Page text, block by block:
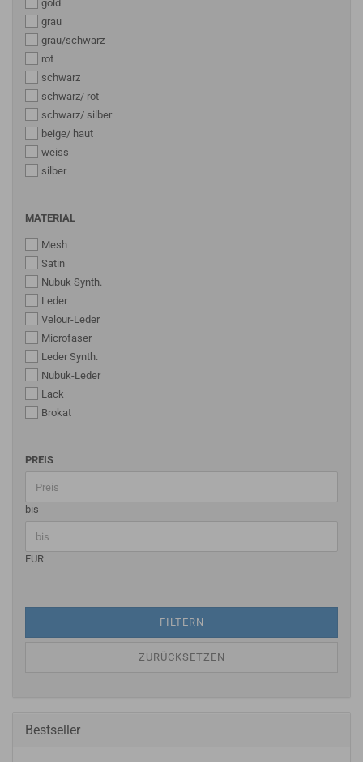
gold
grau
grau/schwarz
rot
schwarz
schwarz/ rot
schwarz/ silber
beige/ haut
weiss
silber
MATERIAL
Mesh
Satin
Nubuk Synth.
Leder
Velour-Leder
Microfaser
Leder Synth.
Nubuk-Leder
Lack
Brokat
PREIS
bis
EUR
FILTERN
ZURÜCKSETZEN
Bestseller